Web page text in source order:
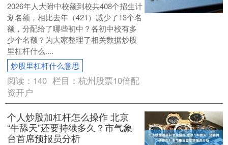
2026年人大附中校额到校共408个招生计
划名额，相比去年（421）减少了13个名
额，分配给了哪些初中？各初中校有多
少个名额？为大家整理了相关数据炒股
里杠杆什么....
炒股里杠杆什么意思
阅读： 140 栏目：杭州股票10倍配
资开户
个人炒股加杠杆怎么操作 北京
“牛舔天”还要持续多久？市气象
台首席预报员分析